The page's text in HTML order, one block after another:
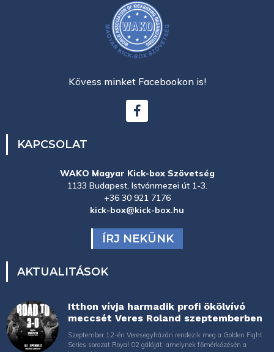
Kövess minket Facebookon is!
KAPCSOLAT
WAKO Magyar Kick-box Szövetség
1133 Budapest, Istvánmezei út 1-3.
+36 30 921 7176
kick-box@kick-box.hu
ÍRJ NEKÜNK
AKTUALITÁSOK
Itthon vívja harmadik profi ökölvívó
meccsét Veres Roland szeptemberben
Szeptember 12-én Veresegyházán rendezik meg a Golden Fight
Series sorozat Royal 02 gáláját, amelynek főmérkőzésén a